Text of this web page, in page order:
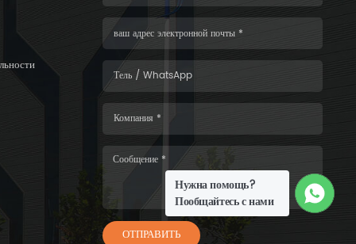
Нужна помощь?
Пообщайтесь с нами
ОТПРАВИТЬ